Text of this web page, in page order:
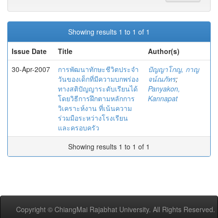
Showing results 1 to 1 of 1
Issue Date
Title
Author(s)
30-Apr-2007
การพัฒนาทักษะชีวิตประจำ
วันของเด็กที่มีความบกพร่อง
ทางสติปัญญาระดับเรียนได้
โดยวิธีการฝึกตามหลักการ
วิเคราะห์งาน ที่เน้นความ
ร่วมมือระหว่างโรงเรียน
และครอบครัว
ปัญญาโกญ, กาญ
จน์ณภัทร;
Panyakon,
Kannapat
Showing results 1 to 1 of 1
Copyright © ChiangMai Rajabhat University. All Rights Reserved.